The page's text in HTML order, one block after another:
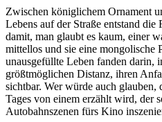
Zwischen königlichem Ornament
Lebens auf der Straße entstand
damit, man glaubt es kaum, einer
mittellos und sie eine mongolische
unausgefüllte Leben fanden darin,
größtmöglichen Distanz, ihren
sichtbar. Wer würde auch glauben,
Tages von einem erzählt wird, der
Autobahnszenen fürs Kino